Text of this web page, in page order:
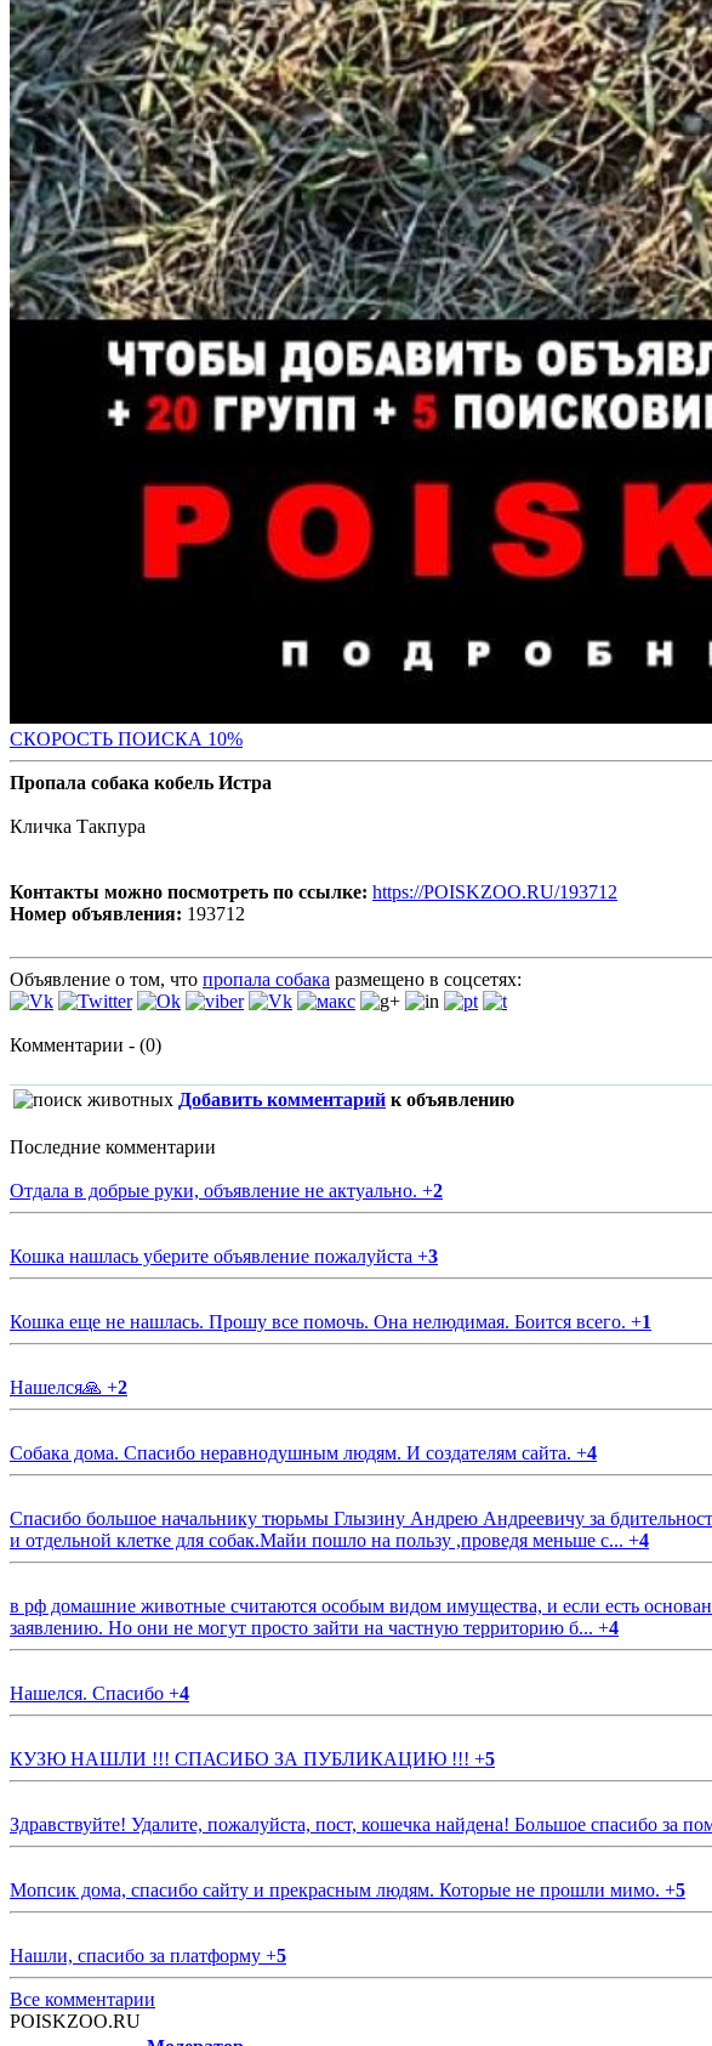
СКОРОСТЬ ПОИСКА 10%
Пропала собака кобель Истра
Кличка Такпура
Контакты можно посмотреть по ссылке: https://POISKZOO.RU/193712
Номер объявления: 193712
Объявление о том, что пропала собака размещено в соцсетях:
Комментарии - (0)
Добавить комментарий к объявлению
Последние комментарии
Отдала в добрые руки, объявление не актуально. +2
Кошка нашлась уберите объявление пожалуйста +3
Кошка еще не нашлась. Прошу все помочь. Она нелюдимая. Боится всего. +1
Нашелся🙏 +2
Собака дома. Спасибо неравнодушным людям. И создателям сайта. +4
Спасибо большое начальнику тюрьмы Глызину Андрею Андреевичу за
и отдельной клетке для собак.Майи пошло на пользу ,проведя меньше с... +4
в рф домашние животные считаются особым видом имущества, и если есть
заявлению. Но они не могут просто зайти на частную территорию б... +4
Нашелся. Спасибо +4
КУЗЮ НАШЛИ !!! СПАСИБО ЗА ПУБЛИКАЦИЮ !!! +5
Здравствуйте! Удалите, пожалуйста, пост, кошечка найдена! Большое спасибо за
Мопсик дома, спасибо сайту и прекрасным людям. Которые не прошли мимо. +5
Нашли, спасибо за платформу +5
Все комментарии
POISKZOO.RU